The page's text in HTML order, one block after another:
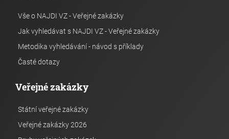
Vše o NAJDI VZ - Veřejné zakázky
Jak vyhledávat s NAJDI VZ - Veřejné zakázky
Metodika vyhledávání - návod s příklady
Časté dotazy
Veřejné zakázky
Státní veřejné zakázky
Veřejné zakázky 2026